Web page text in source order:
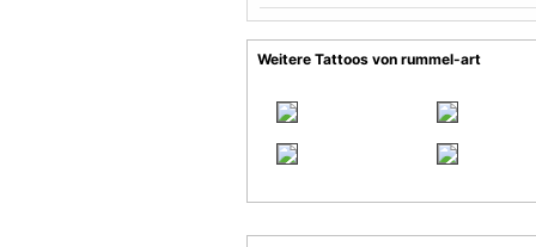
Weitere Tattoos von rummel-art